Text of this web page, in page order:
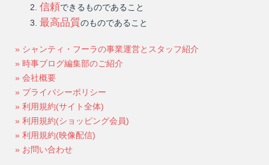
信頼できるものであること
最高品質のものであること
» シャンティ・フーラの事業運営とスタッフ紹介
» 時事ブログ編集部のご紹介
» 会社概要
» プライバシーポリシー
» 利用規約(サイト全体)
» 利用規約(ショッピング会員)
» 利用規約(映像配信)
» お問い合わせ